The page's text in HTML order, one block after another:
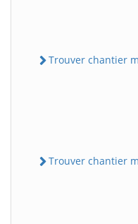
Trouver chantier
Trouver chantier